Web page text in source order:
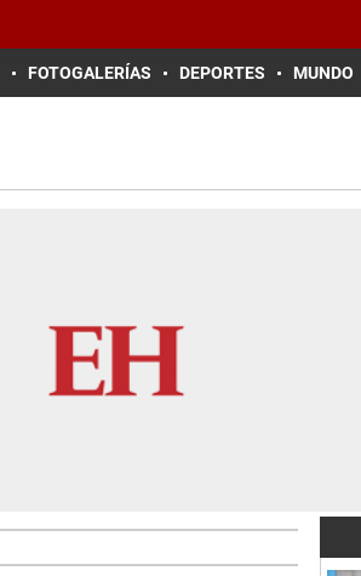
FOTOGALERÍAS DEPORTES MUNDO